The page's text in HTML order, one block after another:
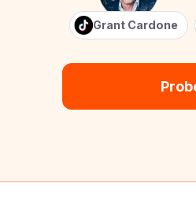
Grant Cardone